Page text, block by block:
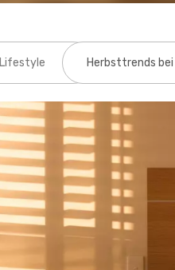
Lifestyle Herbsttrends